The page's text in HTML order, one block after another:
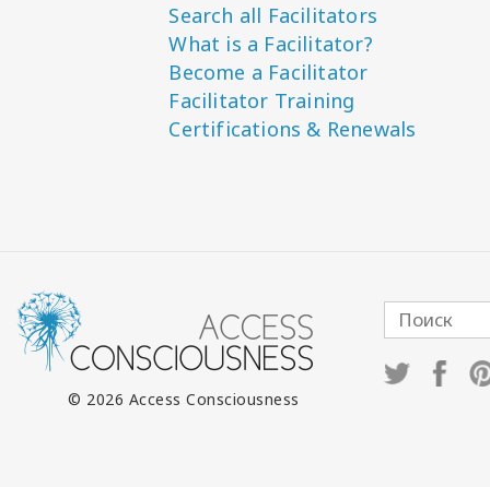
Search all Facilitators
What is a Facilitator?
Become a Facilitator
Facilitator Training
Certifications & Renewals
© 2026 Access Consciousness